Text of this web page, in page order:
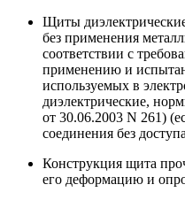
Щиты
без применения
соответствии с
применению и
используемых в
диэлектрические,
от 30.06.2003 N 261)
соединения без
Конструкция щита
его деформацию и